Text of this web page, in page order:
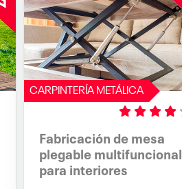
(*)
(*)
(*)
(*)
( )
Fabricación de mesa
plegable multifuncional
para interiores
CARPINTERÍA METÁLICA